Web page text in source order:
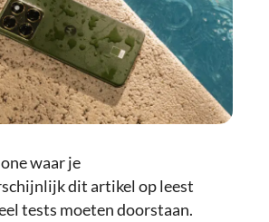
waar je
dit artikel op leest
tests moeten doorstaan.